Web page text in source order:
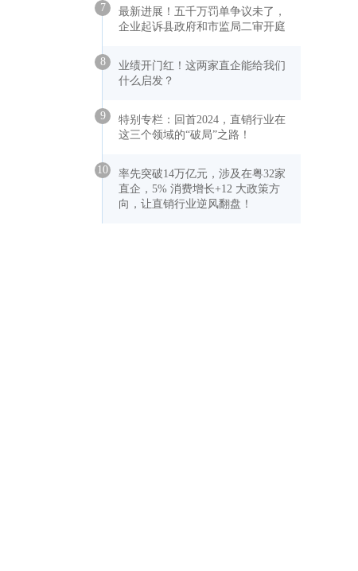
7
最新进展！五千万罚单争议未了，
企业起诉县政府和市监局二审开庭
8
业绩开门红！这两家直企能给我们
什么启发？
9
特别专栏：回首2024，直销行业在
这三个领域的“破局”之路！
10
率先突破14万亿元，涉及在粤32家
直企，5% 消费增长+12 大政策方
向，让直销行业逆风翻盘！